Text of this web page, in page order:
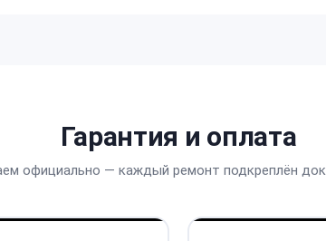
Гарантия и оплата
официально — каждый ремонт подкреплён